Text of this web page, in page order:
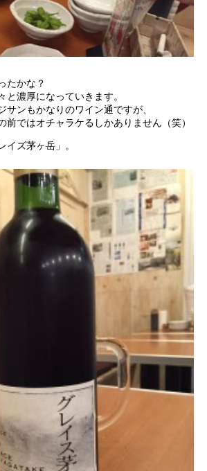
たかな？
と濃厚になっていきます。
サンもかなりのワイン通ですが、
前ではオチャラケるしかありません（笑）
イズ茅ヶ岳」。